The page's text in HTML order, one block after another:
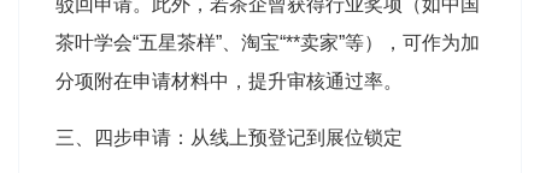
茶叶学会“五星茶样”、淘宝“**卖家”等），可作为加
分项附在申请材料中，提升审核通过率。
三、四步申请：从线上预登记到展位锁定